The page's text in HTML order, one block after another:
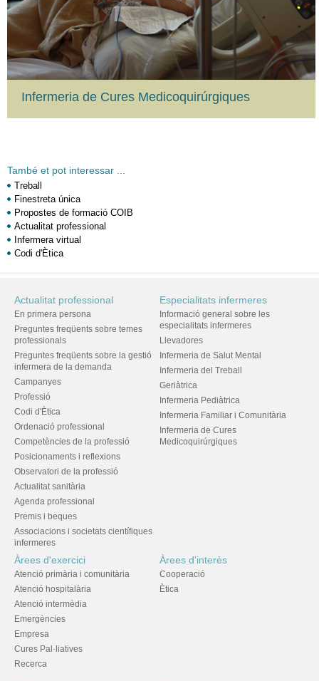
Infermeria de Cures Medicoquirúrgiques
També et pot interessar ...
Treball
Finestreta única
Propostes de formació COIB
Actualitat professional
Infermera virtual
Codi d'Ètica
Actualitat professional
En primera persona
Preguntes freqüents sobre temes
professionals
Preguntes freqüents sobre la gestió
infermera de la demanda
Campanyes
Professió
Codi d'Ètica
Ordenació professional
Competències de la professió
Posicionaments i reflexions
Observatori de la professió
Actualitat sanitària
Agenda professional
Premis i beques
Associacions i societats científiques
infermeres
Especialitats infermeres
Informació general sobre les
especialitats infermeres
Llevadores
Infermeria de Salut Mental
Infermeria del Treball
Geriàtrica
Infermeria Pediàtrica
Infermeria Familiar i Comunitària
Infermeria de Cures
Medicoquirúrgiques
Àrees d'exercici
Atenció primària i comunitària
Atenció hospitalària
Atenció intermèdia
Emergències
Empresa
Cures Pal·liatives
Recerca
Àrees d'interès
Cooperació
Ètica